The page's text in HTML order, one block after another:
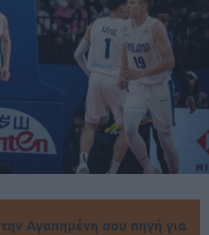
την Αγαπημένη σου πηγή για